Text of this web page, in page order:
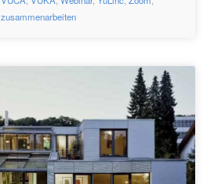
zusammenarbeiten